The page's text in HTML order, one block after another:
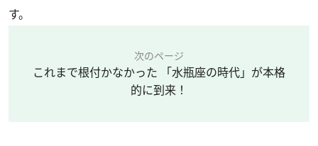
す。
次のページ
これまで根付かなかった 「水瓶座の時代」が本格
的に到来！